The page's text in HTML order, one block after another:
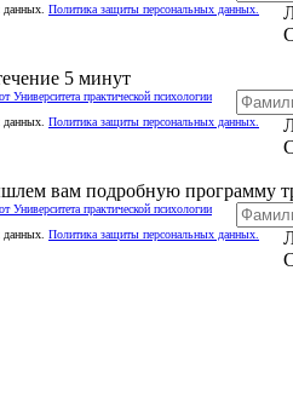
данных. Политика защиты персональных данных.
5 минут
Университета практической психологии
данных. Политика защиты персональных данных.
вам подробную программу
Университета практической психологии
данных. Политика защиты персональных данных.